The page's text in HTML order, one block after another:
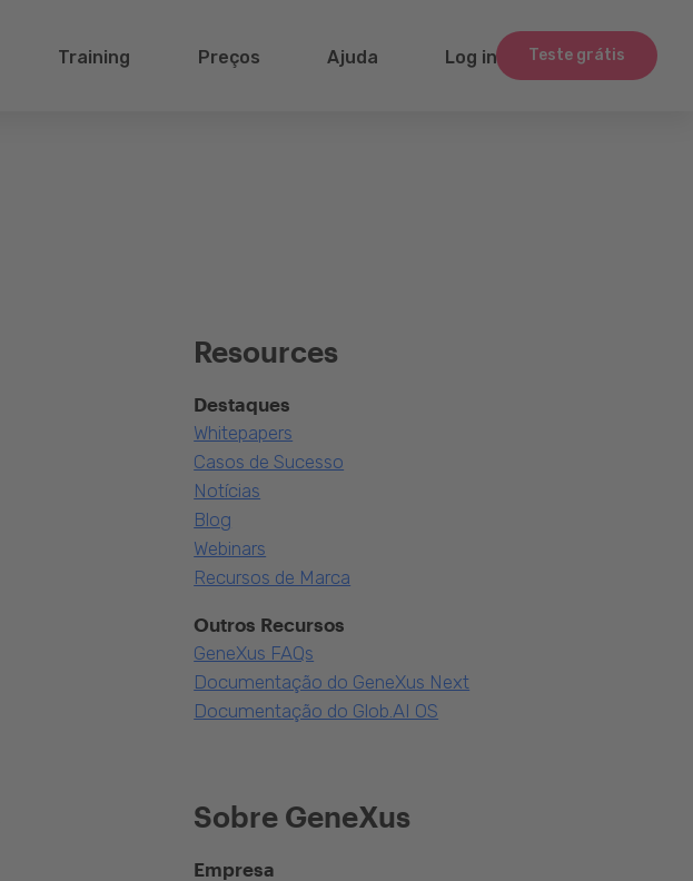
Teste grátis
Training Preços Ajuda Log in
Resources
Destaques
Whitepapers
Casos de Sucesso
Notícias
Blog
Webinars
Recursos de Marca
Outros Recursos
GeneXus FAQs
Documentação do GeneXus Next
Documentação do Glob.AI OS
Sobre GeneXus
Empresa